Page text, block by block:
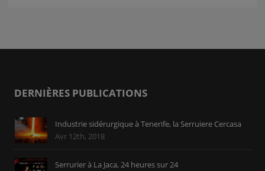
DERNIÈRES PUBLICATIONS
Industrie sidérurgique à Tenerife, la Serruiere Cercasa
Avr 12th, 2018
Serrurier à La Jaca, 24 heures sur 24